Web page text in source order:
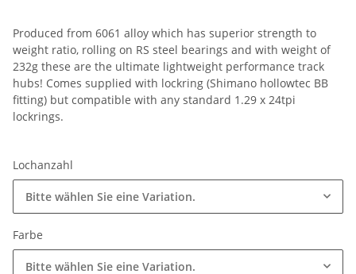
Produced from 6061 alloy which has superior strength to
weight ratio, rolling on RS steel bearings and with weight of
232g these are the ultimate lightweight performance track
hubs! Comes supplied with lockring (Shimano hollowtec BB
fitting) but compatible with any standard 1.29 x 24tpi
lockrings.
Lochanzahl
Bitte wählen Sie eine Variation.
Farbe
Bitte wählen Sie eine Variation.